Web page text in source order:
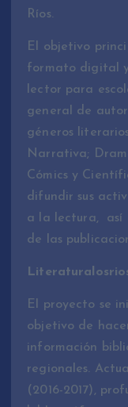
Ríos.
El objetivo
formato digital
lector para
general de
géneros
Narrativa;
Cómics y
difundir sus
a la lectura, así
de las
El proyecto se
objetivo de
información
regionales.
(2016-2017),